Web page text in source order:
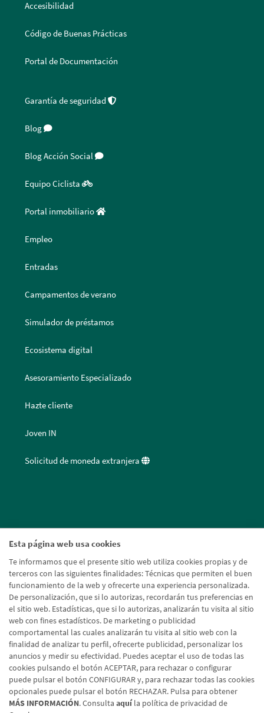
Esta página web usa cookies
Te informamos que el presente sitio web utiliza cookies propias y de
terceros con las siguientes finalidades: Técnicas que permiten el buen
funcionamiento de la web y ofrecerte una experiencia personalizada.
De personalización, que si lo autorizas, recordarán tus preferencias en
el sitio web. Estadísticas, que si lo autorizas, analizarán tu visita al sitio
web con fines estadísticos. De marketing o publicidad
comportamental las cuales analizarán tu visita al sitio web con la
finalidad de analizar tu perfil, ofrecerte publicidad, personalizar los
anuncios y medir su efectividad. Puedes aceptar el uso de todas las
cookies pulsando el botón ACEPTAR, para rechazar o configurar
puede pulsar el botón CONFIGURAR y, para rechazar todas las cookies
opcionales puede pulsar el botón RECHAZAR. Pulsa para obtener
MÁS INFORMACIÓN. Consulta aquíla política de privacidad de
Accesibilidad
Código de Buenas Prácticas
Portal de Documentación
Garantía de seguridad
Blog
Blog Acción Social
Equipo Ciclista
Portal inmobiliario
Empleo
Entradas
Campamentos de verano
Simulador de préstamos
Ecosistema digital
Asesoramiento Especializado
Hazte cliente
Joven IN
Solicitud de moneda extranjera